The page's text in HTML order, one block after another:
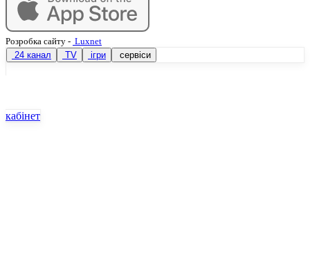
Розробка сайту - Luxnet
24 канал
TV ігри сервіси
кабінет